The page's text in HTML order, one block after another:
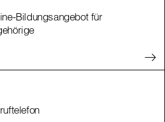
Bildungsangebot für